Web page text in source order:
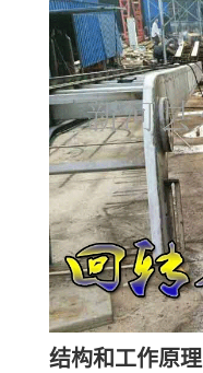
结构和工作原理